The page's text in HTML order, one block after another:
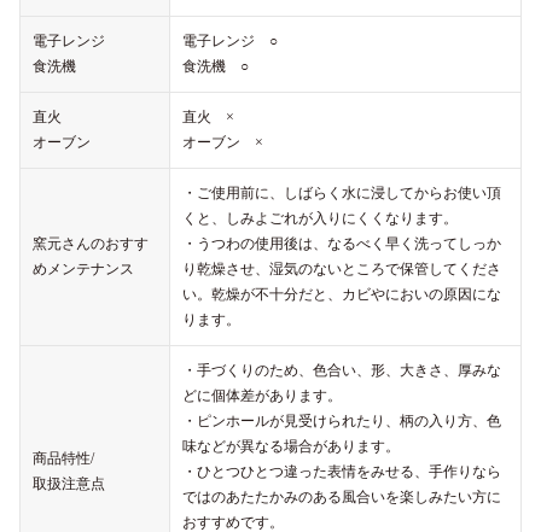
電子レンジ
食洗機
電子レンジ ○
食洗機 ○
直火
オーブン
直火 ×
オーブン ×
窯元さんのおすす
めメンテナンス
・ご使用前に、しばらく水に浸してからお使い頂
くと、しみよごれが入りにくくなります。
・うつわの使用後は、なるべく早く洗ってしっか
り乾燥させ、湿気のないところで保管してくださ
い。乾燥が不十分だと、カビやにおいの原因にな
ります。
商品特性/
取扱注意点
・手づくりのため、色合い、形、大きさ、厚みな
どに個体差があります。
・ピンホールが見受けられたり、柄の入り方、色
味などが異なる場合があります。
・ひとつひとつ違った表情をみせる、手作りなら
ではのあたたかみのある風合いを楽しみたい方に
おすすめです。